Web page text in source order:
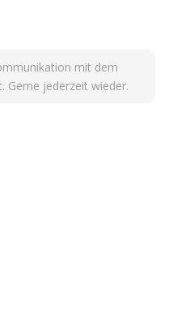
mit dem
Gerne jederzeit wieder.